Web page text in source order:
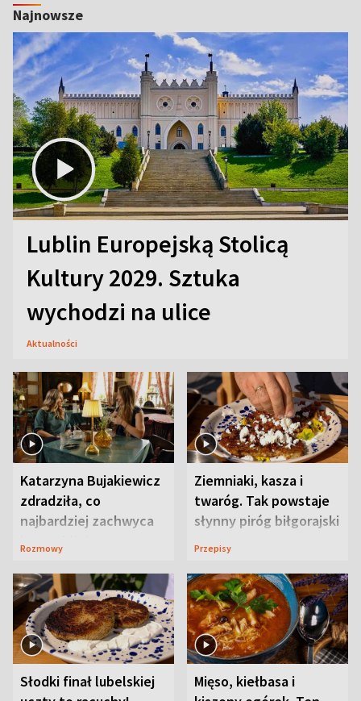
Najnowsze
Lublin Europejską Stolicą
Kultury 2029. Sztuka
wychodzi na ulice
Aktualności
Katarzyna Bujakiewicz
zdradziła, co
najbardziej zachwyca
ją w Lublinie
Rozmowy
Ziemniaki, kasza i
twaróg. Tak powstaje
słynny piróg biłgorajski
Przepisy
Słodki finał lubelskiej
Mięso, kiełbasa i